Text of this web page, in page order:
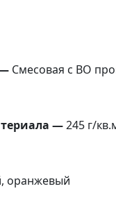
Смесовая с ВО
—245 г/
оранжевый